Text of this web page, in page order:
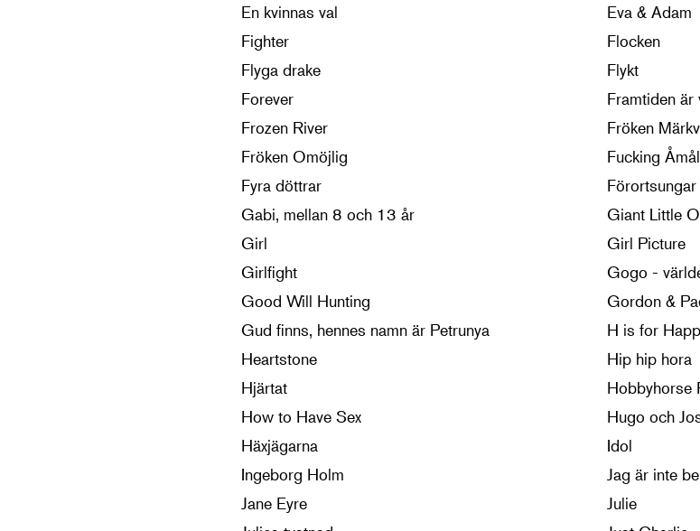
En kvinnas val
Eva & Adam
Fighter
Flocken
Flyga drake
Flykt
Forever
Framtiden är
Frozen River
Fröken
Fröken Omöjlig
Fucking Åmål
Fyra döttrar
Förortsungar
Gabi, mellan 8 och 13 år
Giant Little
Girl
Girl Picture
Girlfight
Gogo -
Good Will Hunting
Gordon &
Gud finns, hennes namn är Petrunya
H is for
Heartstone
Hip hip hora
Hjärtat
Hobbyhorse
How to Have Sex
Hugo och
Häxjägarna
Idol
Ingeborg Holm
Jag är inte
Jane Eyre
Julie